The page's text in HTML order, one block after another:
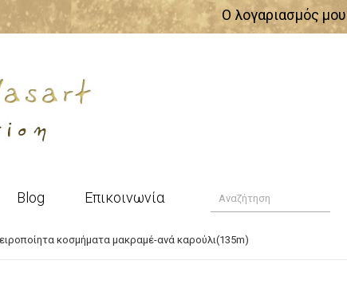
Ο λογαριασμός μου
Blog Επικοινωνία
κοσμήματα μακραμέ-ανά καρούλι(135m)